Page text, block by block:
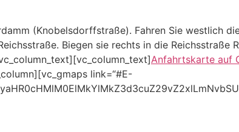
(Knobelsdorffstraße). Fahren Sie westlich
Biegen sie rechts in die
Anfahrtskarte auf
link=“#E-